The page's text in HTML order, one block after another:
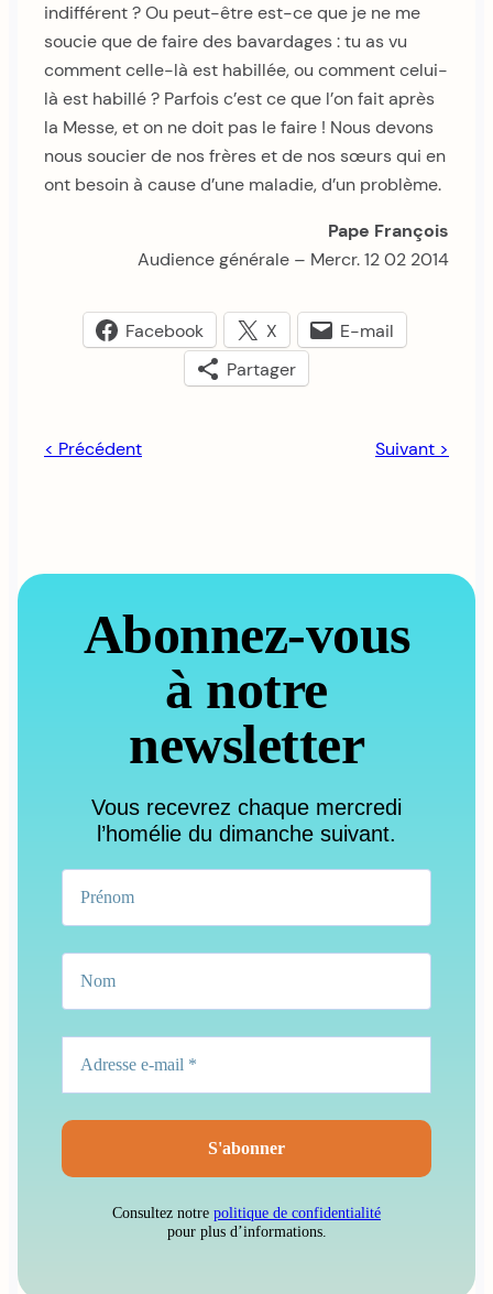
indifférent ? Ou peut-être est-ce que je ne me
soucie que de faire des bavardages : tu as vu
comment celle-là est habillée, ou comment celui-
là est habillé ? Parfois c’est ce que l’on fait après
la Messe, et on ne doit pas le faire ! Nous devons
nous soucier de nos frères et de nos sœurs qui en
ont besoin à cause d’une maladie, d’un problème.
Pape François
Audience générale – Mercr. 12 02 2014
Facebook X
E-mail
Partager
< Précédent Suivant >
Abonnez-vous
à notre
newsletter
Vous recevrez chaque mercredi
l’homélie du dimanche suivant.
Consultez notre politique de confidentialité
pour plus d’informations.